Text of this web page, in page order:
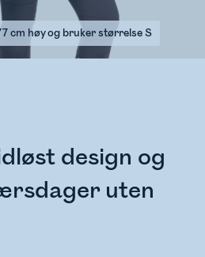
cm høy og bruker størrelse S
design og
uten